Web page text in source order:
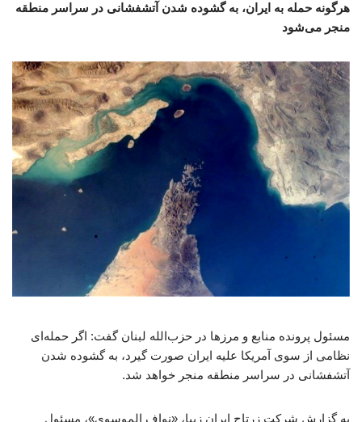
هرگونه حمله به ایران، به گشوده شدن آتشفشانی در سراسر منطقه
منجر می‌شود
مسئول پرونده منابع و مرزها در حزب‌الله لبنان گفت: اگر حمله‌ای
نظامی از سوی آمریکا علیه ایران صورت گیرد، به گشوده شدن
آتشفشانی در سراسر منطقه منجر خواهد شد.
به گزارش شرکت زرتاج ایران زیبا، «نواف الموسوی»، مسئول